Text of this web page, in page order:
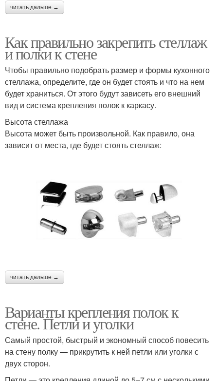
читать дальше →
Как правильно закрепить стеллаж
и полки к стене
Чтобы правильно подобрать размер и формы кухонного
стеллажа, определите, где он будет стоять и что на нем
будет храниться. От этого будут зависеть его внешний
вид и система крепления полок к каркасу.
Высота стеллажа
Высота может быть произвольной. Как правило, она
зависит от места, где будет стоять стеллаж:
читать дальше →
Варианты крепления полок к
стене. Петли и уголки
Самый простой, быстрый и экономный способ повесить
на стену полку — прикрутить к ней петли или уголки с
двух сторон.